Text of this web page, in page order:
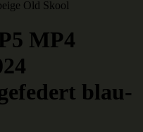
MP4
blau-